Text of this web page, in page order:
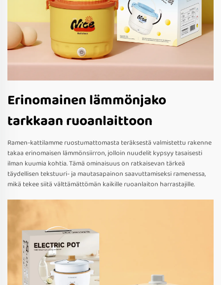
Erinomainen lämmönjako
tarkkaan ruoanlaittoon
Ramen-kattilamme ruostumattomasta teräksestä valmistettu rakenne
takaa erinomaisen lämmönsiirron, jolloin nuudelit kypsyy tasaisesti
ilman kuumia kohtia. Tämä ominaisuus on ratkaisevan tärkeä
täydellisen tekstuuri- ja mautasapainon saavuttamiseksi ramenessa,
mikä tekee siitä välttämättömän kaikille ruoanlaiton harrastajille.